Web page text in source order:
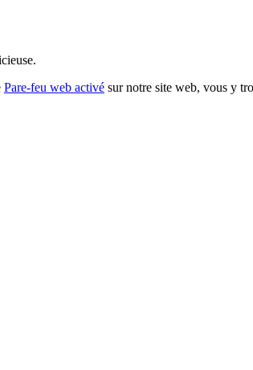
Pare-feu web activé sur notre site web, vous y